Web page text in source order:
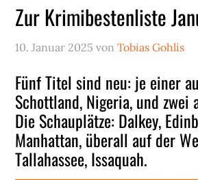
Zur Krimibestenliste
10. Januar 2025 vonTobias Gohlis
Fünf Titel sind neu: je einer
Schottland, Nigeria, und zwei
Die Schauplätze: Dalkey,
Manhattan, überall auf der
Tallahassee, Issaquah.